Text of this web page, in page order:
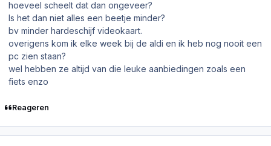
hoeveel scheelt dat dan ongeveer?
Is het dan niet alles een beetje minder?
bv minder hardeschijf videokaart.
overigens kom ik elke week bij de aldi en ik heb nog nooit een
pc zien staan?
wel hebben ze altijd van die leuke aanbiedingen zoals een
fiets enzo
Reageren